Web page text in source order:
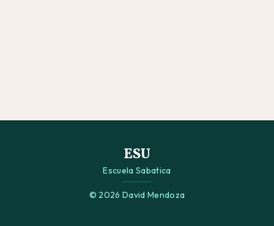
ESU
Escuela Sabatica
© 2026 David Mendoza